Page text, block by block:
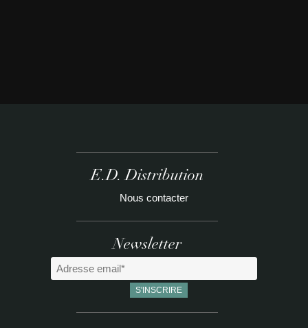
E.D. Distribution
Nous contacter
Newsletter